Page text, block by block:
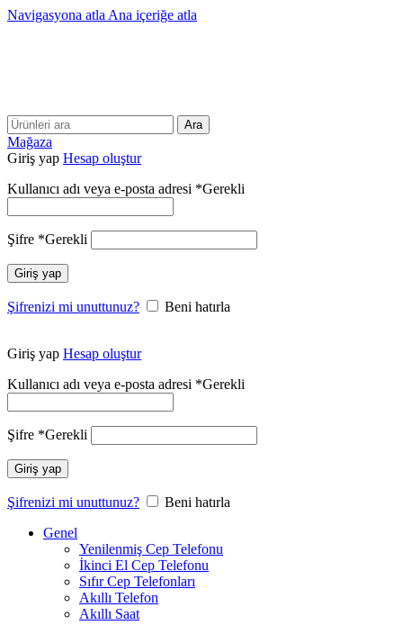
Navigasyona atla Ana içeriğe atla
Ara
Mağaza
Giriş yap Hesap oluştur
Kullanıcı adı veya e-posta adresi *Gerekli
Şifre *Gerekli
Giriş yap
Şifrenizi mi unuttunuz? Beni hatırla
Giriş yap Hesap oluştur
Kullanıcı adı veya e-posta adresi *Gerekli
Şifre *Gerekli
Giriş yap
Şifrenizi mi unuttunuz?
Beni hatırla
Genel
Yenilenmiş Cep Telefonu
İkinci El Cep Telefonu
Sıfır Cep Telefonları
Akıllı Telefon
Akıllı Saat